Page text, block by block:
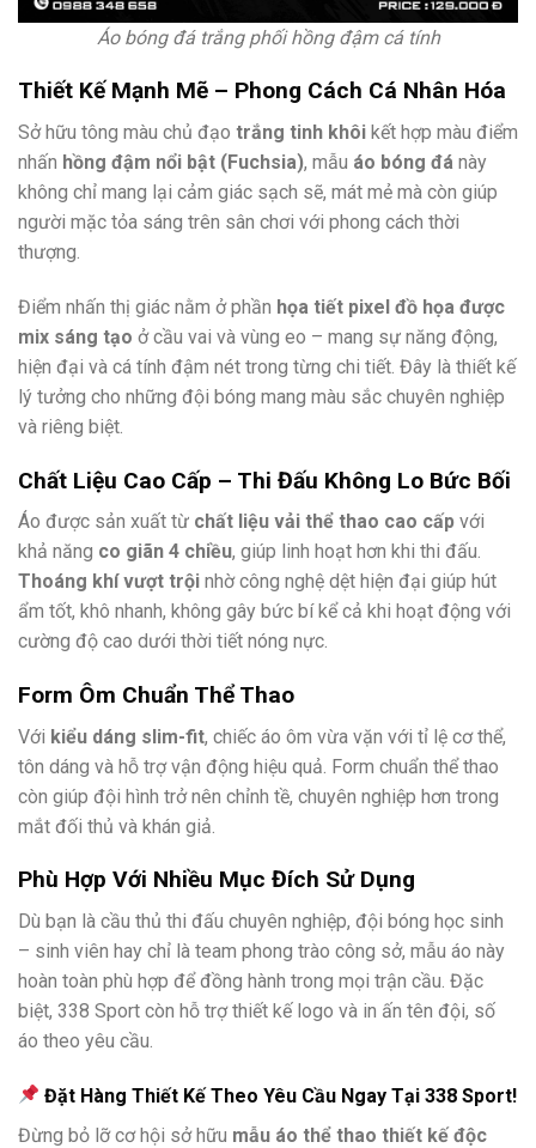
Áo bóng đá trắng phối hồng đậm cá tính
Thiết Kế Mạnh Mẽ – Phong Cách Cá Nhân Hóa
Sở hữu tông màu chủ đạo trắng tinh khôi kết hợp màu điểm
nhấn hồng đậm nổi bật (Fuchsia), mẫu áo bóng đá này
không chỉ mang lại cảm giác sạch sẽ, mát mẻ mà còn giúp
người mặc tỏa sáng trên sân chơi với phong cách thời
thượng.
Điểm nhấn thị giác nằm ở phần họa tiết pixel đồ họa được
mix sáng tạo ở cầu vai và vùng eo – mang sự năng động,
hiện đại và cá tính đậm nét trong từng chi tiết. Đây là thiết kế
lý tưởng cho những đội bóng mang màu sắc chuyên nghiệp
và riêng biệt.
Chất Liệu Cao Cấp – Thi Đấu Không Lo Bức Bối
Áo được sản xuất từ chất liệu vải thể thao cao cấp với
khả năng co giãn 4 chiều, giúp linh hoạt hơn khi thi đấu.
Thoáng khí vượt trội nhờ công nghệ dệt hiện đại giúp hút
ẩm tốt, khô nhanh, không gây bức bí kể cả khi hoạt động với
cường độ cao dưới thời tiết nóng nực.
Form Ôm Chuẩn Thể Thao
Với kiểu dáng slim-fit, chiếc áo ôm vừa vặn với tỉ lệ cơ thể,
tôn dáng và hỗ trợ vận động hiệu quả. Form chuẩn thể thao
còn giúp đội hình trở nên chỉnh tề, chuyên nghiệp hơn trong
mắt đối thủ và khán giả.
Phù Hợp Với Nhiều Mục Đích Sử Dụng
Dù bạn là cầu thủ thi đấu chuyên nghiệp, đội bóng học sinh
– sinh viên hay chỉ là team phong trào công sở, mẫu áo này
hoàn toàn phù hợp để đồng hành trong mọi trận cầu. Đặc
biệt, 338 Sport còn hỗ trợ thiết kế logo và in ấn tên đội, số
áo theo yêu cầu.
Đặt Hàng Thiết Kế Theo Yêu Cầu Ngay Tại 338 Sport!
Đừng bỏ lỡ cơ hội sở hữu mẫu áo thể thao thiết kế độc